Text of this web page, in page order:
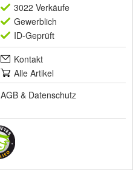
3022 Verkäufe
Gewerblich
ID-Geprüft
Kontakt
Alle Artikel
AGB & Datenschutz